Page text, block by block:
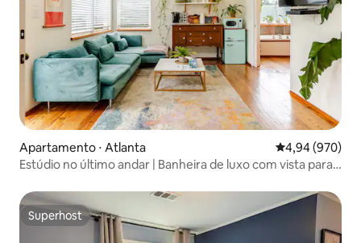
Apartamento ⋅ Atlanta 4,94 de uma
4,94 (970)
Estúdio no último andar | Banheira de luxo com vista para
Superhost
Superhost